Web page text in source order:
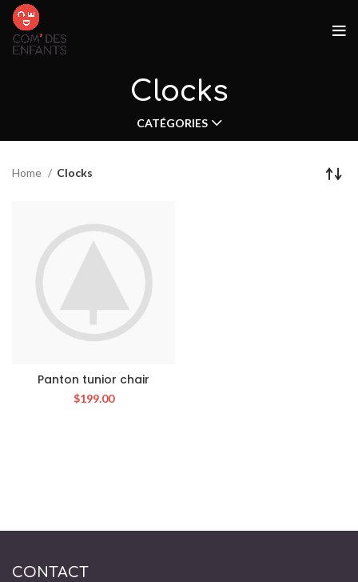
Clocks
CATÉGORIES
Home Clocks
Panton tunior chair
$199.00
CONTACT